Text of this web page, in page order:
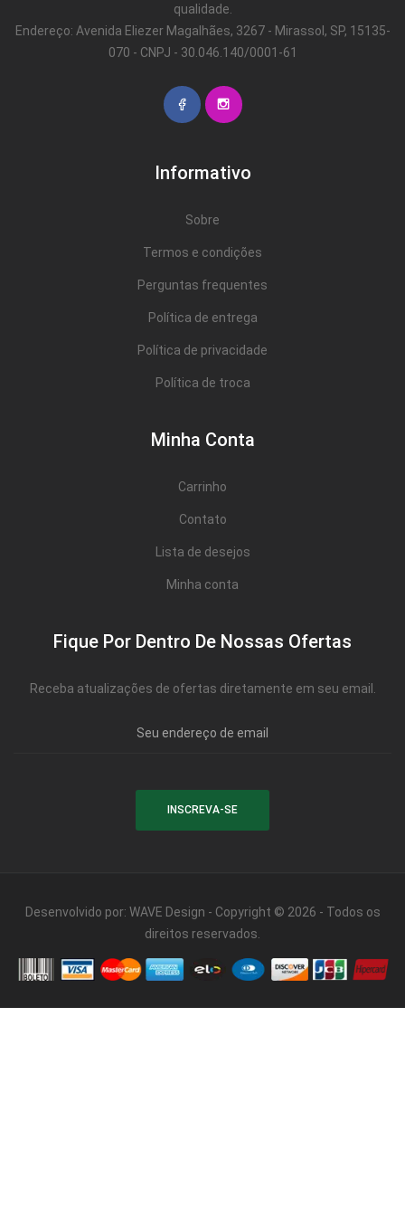
qualidade.
Endereço: Avenida Eliezer Magalhães, 3267 - Mirassol, SP, 15135-
070 - CNPJ - 30.046.140/0001-61
Informativo
Sobre
Termos e condições
Perguntas frequentes
Política de entrega
Política de privacidade
Política de troca
Minha Conta
Carrinho
Contato
Lista de desejos
Minha conta
Fique Por Dentro De Nossas Ofertas
Receba atualizações de ofertas diretamente em seu email.
Desenvolvido por: WAVE Design - Copyright © 2026 - Todos os
direitos reservados.